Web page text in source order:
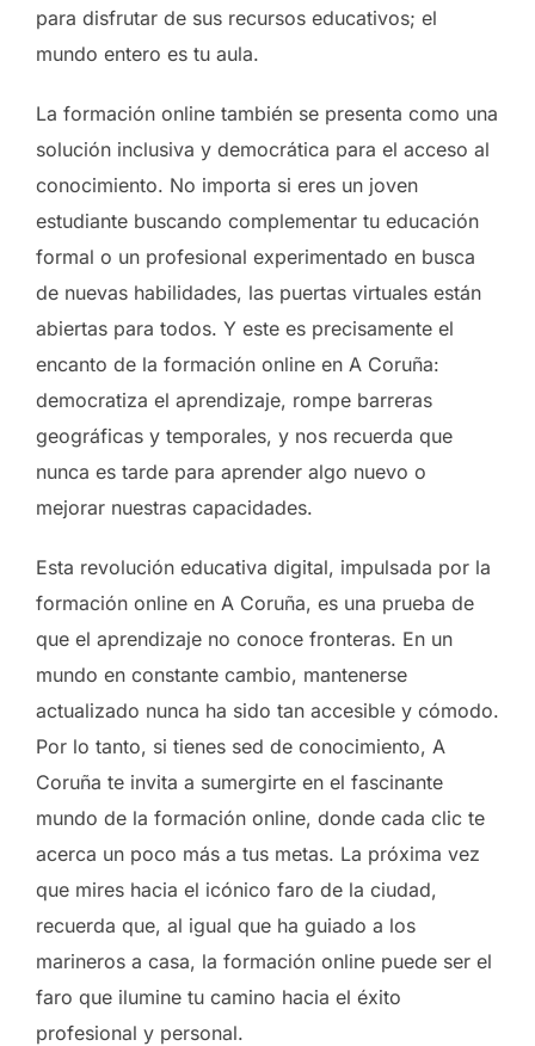
para disfrutar de sus recursos educativos; el
mundo entero es tu aula.
La formación online también se presenta como una
solución inclusiva y democrática para el acceso al
conocimiento. No importa si eres un joven
estudiante buscando complementar tu educación
formal o un profesional experimentado en busca
de nuevas habilidades, las puertas virtuales están
abiertas para todos. Y este es precisamente el
encanto de la formación online en A Coruña:
democratiza el aprendizaje, rompe barreras
geográficas y temporales, y nos recuerda que
nunca es tarde para aprender algo nuevo o
mejorar nuestras capacidades.
Esta revolución educativa digital, impulsada por la
formación online en A Coruña, es una prueba de
que el aprendizaje no conoce fronteras. En un
mundo en constante cambio, mantenerse
actualizado nunca ha sido tan accesible y cómodo.
Por lo tanto, si tienes sed de conocimiento, A
Coruña te invita a sumergirte en el fascinante
mundo de la formación online, donde cada clic te
acerca un poco más a tus metas. La próxima vez
que mires hacia el icónico faro de la ciudad,
recuerda que, al igual que ha guiado a los
marineros a casa, la formación online puede ser el
faro que ilumine tu camino hacia el éxito
profesional y personal.